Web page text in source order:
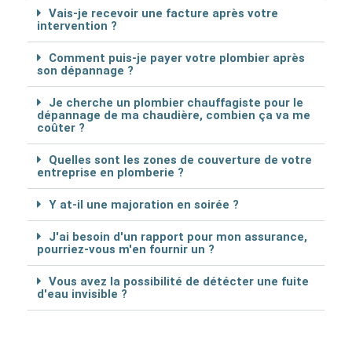
Vais-je recevoir une facture après votre
intervention ?
Comment puis-je payer votre plombier après
son dépannage ?
Je cherche un plombier chauffagiste pour le
dépannage de ma chaudière, combien ça va me
coûter ?
Quelles sont les zones de couverture de votre
entreprise en plomberie ?
Y at-il une majoration en soirée ?
J'ai besoin d'un rapport pour mon assurance,
pourriez-vous m'en fournir un ?
Vous avez la possibilité de détécter une fuite
d'eau invisible ?